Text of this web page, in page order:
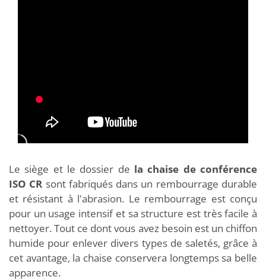
Le siège et le dossier de la chaise de conférence
ISO CR sont fabriqués dans un rembourrage durable
et résistant à l'abrasion. Le rembourrage est conçu
pour un usage intensif et sa structure est très facile à
nettoyer. Tout ce dont vous avez besoin est un chiffon
humide pour enlever divers types de saletés, grâce à
cet avantage, la chaise conservera longtemps sa belle
apparence.